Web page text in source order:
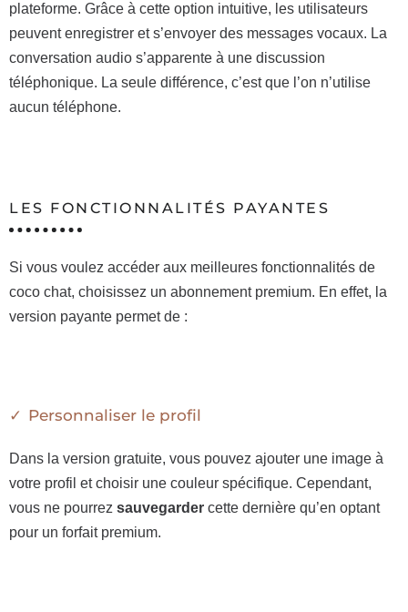
plateforme. Grâce à cette option intuitive, les utilisateurs
peuvent enregistrer et s’envoyer des messages vocaux. La
conversation audio s’apparente à une discussion
téléphonique. La seule différence, c’est que l’on n’utilise
aucun téléphone.
LES FONCTIONNALITÉS PAYANTES
Si vous voulez accéder aux meilleures fonctionnalités de
coco chat, choisissez un abonnement premium. En effet, la
version payante permet de :
Personnaliser le profil
Dans la version gratuite, vous pouvez ajouter une image à
votre profil et choisir une couleur spécifique. Cependant,
vous ne pourrez sauvegarder cette dernière qu’en optant
pour un forfait premium.